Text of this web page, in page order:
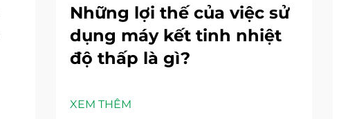
Những lợi thế của việc sử
dụng máy kết tinh nhiệt
độ thấp là gì?
XEM THÊM